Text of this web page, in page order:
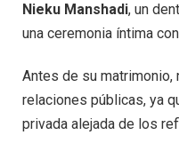
Nieku Manshadi, un
una ceremonia íntima
Antes de su matrimonio,
relaciones públicas, ya
privada alejada de los